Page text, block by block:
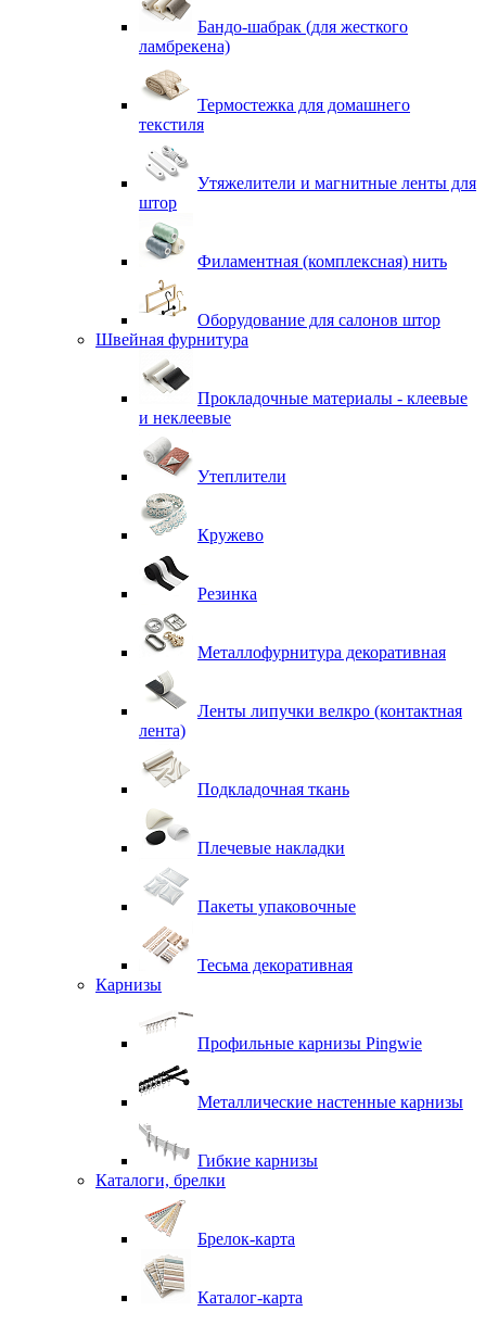
Бандо-шабрак (для жесткого
ламбрекена)
Термостежка для домашнего
текстиля
Утяжелители и магнитные ленты для
штор
Филаментная (комплексная) нить
Оборудование для салонов штор
Швейная фурнитура
Прокладочные материалы - клеевые
и неклеевые
Утеплители
Кружево
Резинка
Металлофурнитура декоративная
Ленты липучки велкро (контактная
лента)
Подкладочная ткань
Плечевые накладки
Пакеты упаковочные
Тесьма декоративная
Карнизы
Профильные карнизы Pingwie
Металлические настенные карнизы
Гибкие карнизы
Каталоги, брелки
Брелок-карта
Каталог-карта